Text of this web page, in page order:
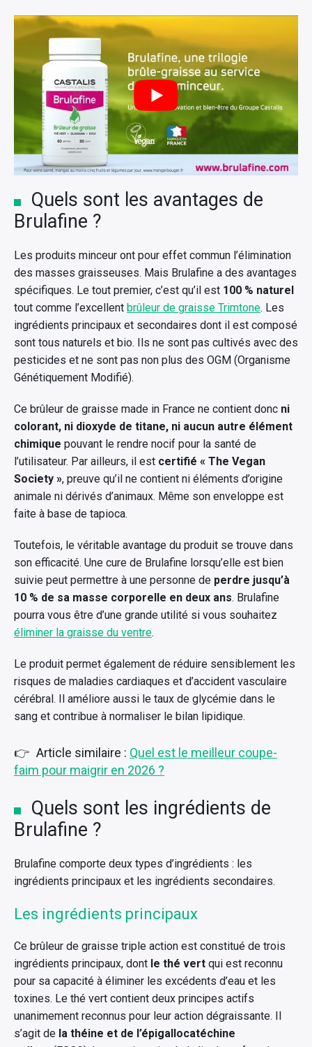
Quels sont les avantages de
Brulafine ?
Les produits minceur ont pour effet commun l’élimination
des masses graisseuses. Mais Brulafine a des avantages
spécifiques. Le tout premier, c’est qu’il est 100 % naturel
tout comme l’excellent brûleur de graisse Trimtone. Les
ingrédients principaux et secondaires dont il est composé
sont tous naturels et bio. Ils ne sont pas cultivés avec des
pesticides et ne sont pas non plus des OGM (Organisme
Génétiquement Modifié).
Ce brûleur de graisse made in France ne contient donc ni
colorant, ni dioxyde de titane, ni aucun autre élément
chimique pouvant le rendre nocif pour la santé de
l’utilisateur. Par ailleurs, il est certifié « The Vegan
Society », preuve qu’il ne contient ni éléments d’origine
animale ni dérivés d’animaux. Même son enveloppe est
faite à base de tapioca.
Toutefois, le véritable avantage du produit se trouve dans
son efficacité. Une cure de Brulafine lorsqu’elle est bien
suivie peut permettre à une personne de perdre jusqu’à
10 % de sa masse corporelle en deux ans. Brulafine
pourra vous être d’une grande utilité si vous souhaitez
éliminer la graisse du ventre.
Le produit permet également de réduire sensiblement les
risques de maladies cardiaques et d’accident vasculaire
cérébral. Il améliore aussi le taux de glycémie dans le
sang et contribue à normaliser le bilan lipidique.
Article similaire : Quel est le meilleur coupe-
faim pour maigrir en 2026 ?
Quels sont les ingrédients de
Brulafine ?
Brulafine comporte deux types d’ingrédients : les
ingrédients principaux et les ingrédients secondaires.
Les ingrédients principaux
Ce brûleur de graisse triple action est constitué de trois
ingrédients principaux, dont le thé vert qui est reconnu
pour sa capacité à éliminer les excédents d’eau et les
toxines. Le thé vert contient deux principes actifs
unanimement reconnus pour leur action dégraissante. Il
s’agit de la théine et de l’épigallocatéchine